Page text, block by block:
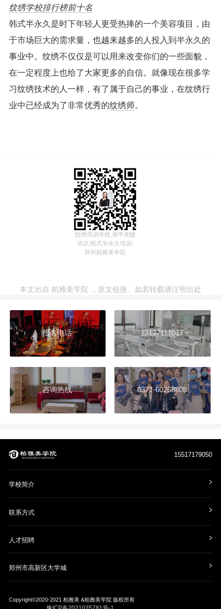
纹绣学校排行榜前十名
韩式半永久是时下年轻人更受热捧的一个美容项目，由
于市场巨大的需求量，也越来越多的人投入到半永久的
事业中。纹绣不仅仅是可以用来改变你们的一些面貌，
在一定程度上也给了大家更多的自信。就像现在很多学
习纹绣技术的人一样，有了属于自己的事业，在纹绣行
业中已经成为了非常优秀的纹绣师。
纹绣培训学校,美甲美睫
培训,韩式半永久培训-
郑州柏雅美学院
本文出自 柏雅美学院 ， 原文链接。如若转载请注明出处
报名电话 13137117017
咨询热线 0371-60268808
15517179050
学校简介
联系方式
人才招聘
郑州市高新区大学城
Copyright©2020-2021 柏雅美 &柏雅美学院 版权所有